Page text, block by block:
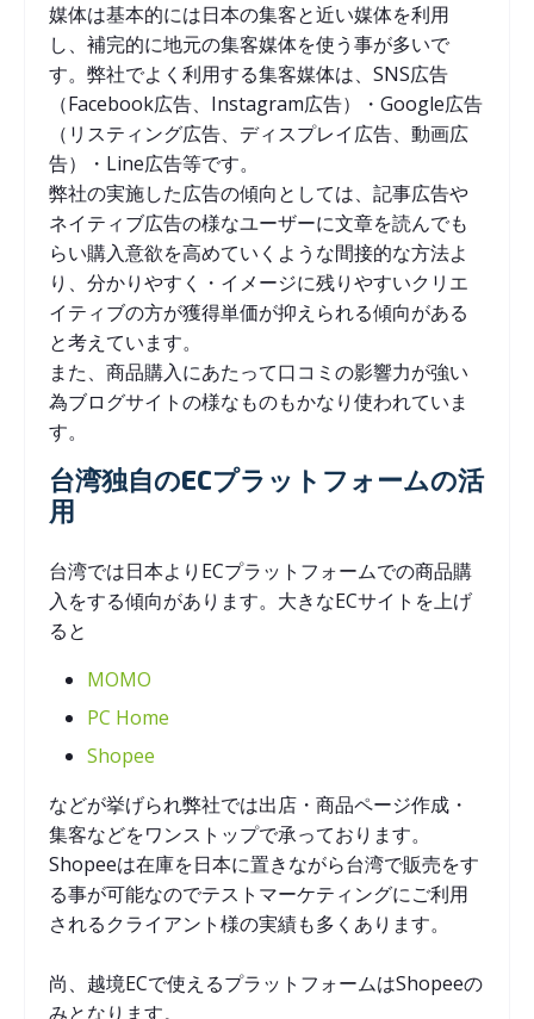
媒体は基本的には日本の集客と近い媒体を利用
し、補完的に地元の集客媒体を使う事が多いで
す。弊社でよく利用する集客媒体は、SNS広告
（Facebook広告、Instagram広告）・Google広告
（リスティング広告、ディスプレイ広告、動画広
告）・Line広告等です。
弊社の実施した広告の傾向としては、記事広告や
ネイティブ広告の様なユーザーに文章を読んでも
らい購入意欲を高めていくような間接的な方法よ
り、分かりやすく・イメージに残りやすいクリエ
イティブの方が獲得単価が抑えられる傾向がある
と考えています。
また、商品購入にあたって口コミの影響力が強い
為ブログサイトの様なものもかなり使われていま
す。
台湾独自のECプラットフォームの活
用
台湾では日本よりECプラットフォームでの商品購
入をする傾向があります。大きなECサイトを上げ
ると
MOMO
PC Home
Shopee
などが挙げられ弊社では出店・商品ページ作成・
集客などをワンストップで承っております。
Shopeeは在庫を日本に置きながら台湾で販売をす
る事が可能なのでテストマーケティングにご利用
されるクライアント様の実績も多くあります。
尚、越境ECで使えるプラットフォームはShopeeの
みとなります。